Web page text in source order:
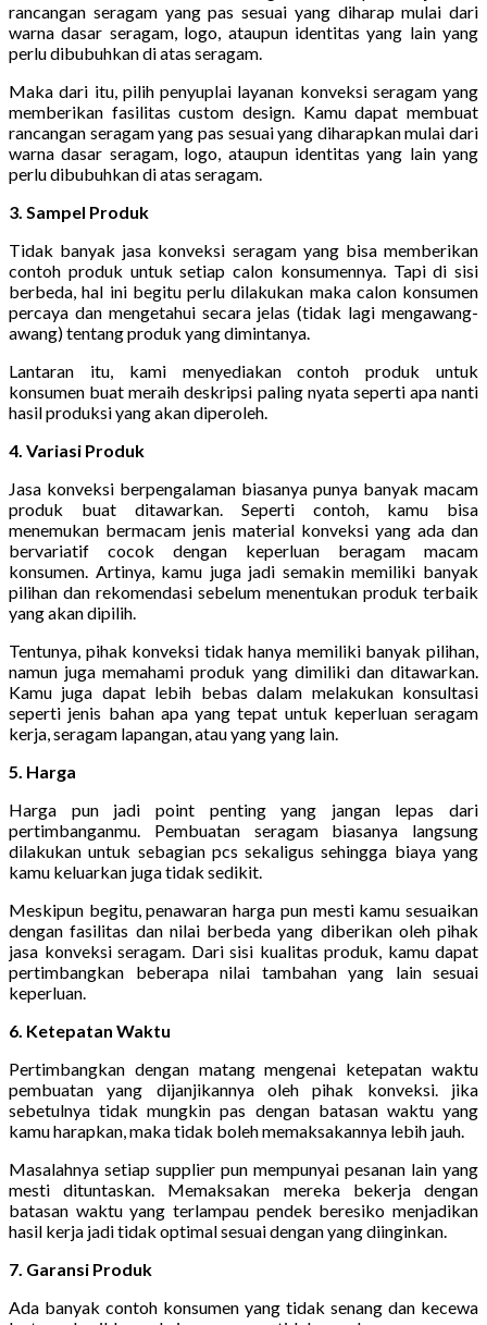
rancangan seragam yang pas sesuai yang diharap mulai dari
warna dasar seragam, logo, ataupun identitas yang lain yang
perlu dibubuhkan di atas seragam.
Maka dari itu, pilih penyuplai layanan konveksi seragam yang
memberikan fasilitas custom design. Kamu dapat membuat
rancangan seragam yang pas sesuai yang diharapkan mulai dari
warna dasar seragam, logo, ataupun identitas yang lain yang
perlu dibubuhkan di atas seragam.
3. Sampel Produk
Tidak banyak jasa konveksi seragam yang bisa memberikan
contoh produk untuk setiap calon konsumennya. Tapi di sisi
berbeda, hal ini begitu perlu dilakukan maka calon konsumen
percaya dan mengetahui secara jelas (tidak lagi mengawang-
awang) tentang produk yang dimintanya.
Lantaran itu, kami menyediakan contoh produk untuk
konsumen buat meraih deskripsi paling nyata seperti apa nanti
hasil produksi yang akan diperoleh.
4. Variasi Produk
Jasa konveksi berpengalaman biasanya punya banyak macam
produk buat ditawarkan. Seperti contoh, kamu bisa
menemukan bermacam jenis material konveksi yang ada dan
bervariatif cocok dengan keperluan beragam macam
konsumen. Artinya, kamu juga jadi semakin memiliki banyak
pilihan dan rekomendasi sebelum menentukan produk terbaik
yang akan dipilih.
Tentunya, pihak konveksi tidak hanya memiliki banyak pilihan,
namun juga memahami produk yang dimiliki dan ditawarkan.
Kamu juga dapat lebih bebas dalam melakukan konsultasi
seperti jenis bahan apa yang tepat untuk keperluan seragam
kerja, seragam lapangan, atau yang yang lain.
5. Harga
Harga pun jadi point penting yang jangan lepas dari
pertimbanganmu. Pembuatan seragam biasanya langsung
dilakukan untuk sebagian pcs sekaligus sehingga biaya yang
kamu keluarkan juga tidak sedikit.
Meskipun begitu, penawaran harga pun mesti kamu sesuaikan
dengan fasilitas dan nilai berbeda yang diberikan oleh pihak
jasa konveksi seragam. Dari sisi kualitas produk, kamu dapat
pertimbangkan beberapa nilai tambahan yang lain sesuai
keperluan.
6. Ketepatan Waktu
Pertimbangkan dengan matang mengenai ketepatan waktu
pembuatan yang dijanjikannya oleh pihak konveksi. jika
sebetulnya tidak mungkin pas dengan batasan waktu yang
kamu harapkan, maka tidak boleh memaksakannya lebih jauh.
Masalahnya setiap supplier pun mempunyai pesanan lain yang
mesti dituntaskan. Memaksakan mereka bekerja dengan
batasan waktu yang terlampau pendek beresiko menjadikan
hasil kerja jadi tidak optimal sesuai dengan yang diinginkan.
7. Garansi Produk
Ada banyak contoh konsumen yang tidak senang dan kecewa